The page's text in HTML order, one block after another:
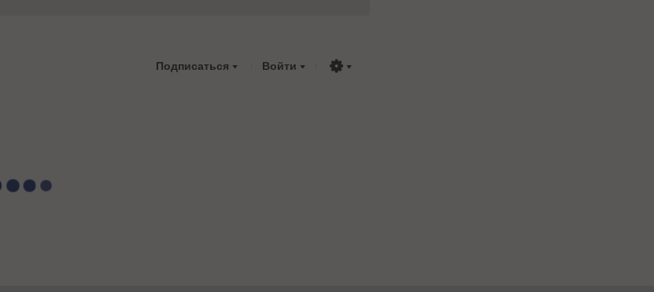
Подписаться Войти